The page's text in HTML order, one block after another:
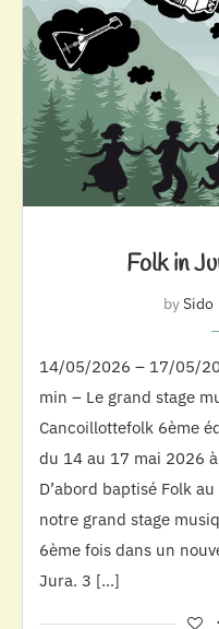
Folk in
bySido
14/05/2026 – 17/05/
min – Le grand stage
Cancoillottefolk 6ème
du 14 au 17 mai 2026
D’abord baptisé Folk
notre grand stage
6ème fois dans un
Jura. 3 […]